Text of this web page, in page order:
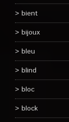
bient
bijoux
bleu
blind
bloc
block